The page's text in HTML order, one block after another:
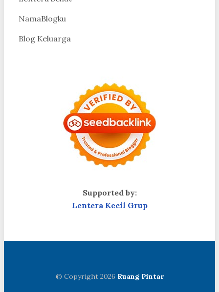
NamaBlogku
Blog Keluarga
Supported by:
Lentera Kecil Grup
© Copyright 2026 Ruang Pintar